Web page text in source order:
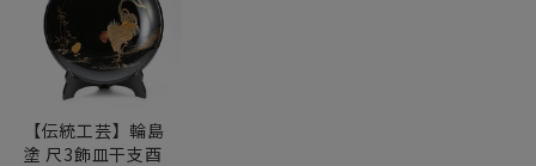
【伝統工芸】輪島
塗 尺3飾皿干支酉